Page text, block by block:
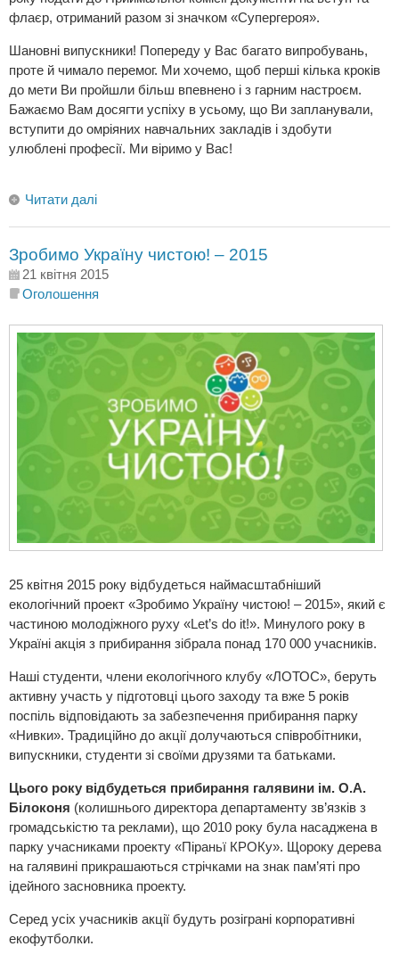
флаєр, отриманий разом зі значком «Супергероя».
Шановні випускники! Попереду у Вас багато випробувань,
проте й чимало перемог. Ми хочемо, щоб перші кілька кроків
до мети Ви пройшли більш впевнено і з гарним настроєм.
Бажаємо Вам досягти успіху в усьому, що Ви запланували,
вступити до омріяних навчальних закладів і здобути
улюблені професії. Ми віримо у Вас!
Читати далі
Зробимо Україну чистою! – 2015
21 квітня 2015
Оголошення
25 квітня 2015 року відбудеться наймасштабніший
екологічний проект «Зробимо Україну чистою! – 2015», який є
частиною молодіжного руху «Let’s do it!». Минулого року в
Україні акція з прибирання зібрала понад 170 000 учасників.
Наші студенти, члени екологічного клубу «ЛОТОС», беруть
активну участь у підготовці цього заходу та вже 5 років
поспіль відповідають за забезпечення прибирання парку
«Нивки». Традиційно до акції долучаються співробітники,
випускники, студенти зі своїми друзями та батьками.
Цього року відбудеться прибирання галявини ім. О.А.
Білоконя (колишнього директора департаменту зв’язків з
громадськістю та реклами), що 2010 року була насаджена в
парку учасниками проекту «Піраньї КРОКу». Щороку дерева
на галявині прикрашаються стрічками на знак пам’яті про
ідейного засновника проекту.
Серед усіх учасників акції будуть розіграні корпоративні
екофутболки.